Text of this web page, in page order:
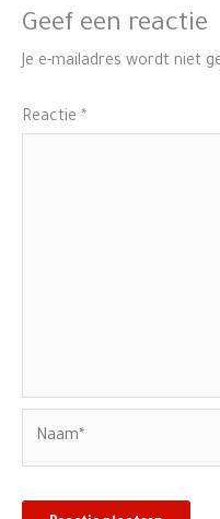
Geef een reactie
Je e-mailadres wordt niet
Reactie *